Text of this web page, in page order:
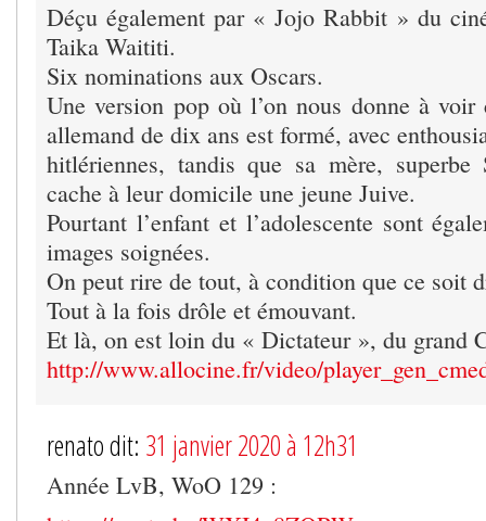
Déçu également par « Jojo Rabbit » du
Taika Waititi.
Six nominations aux Oscars.
Une version pop où l’on nous donne à
allemand de dix ans est formé, avec
hitlériennes, tandis que sa mère, superbe
cache à leur domicile une jeune Juive.
Pourtant l’enfant et l’adolescente sont
images soignées.
On peut rire de tout, à condition que ce soit
Tout à la fois drôle et émouvant.
Et là, on est loin du « Dictateur », du
http://www.allocine.fr/video/
renato dit: 31 janvier 2020 à 12h31
Année LvB, WoO 129 :